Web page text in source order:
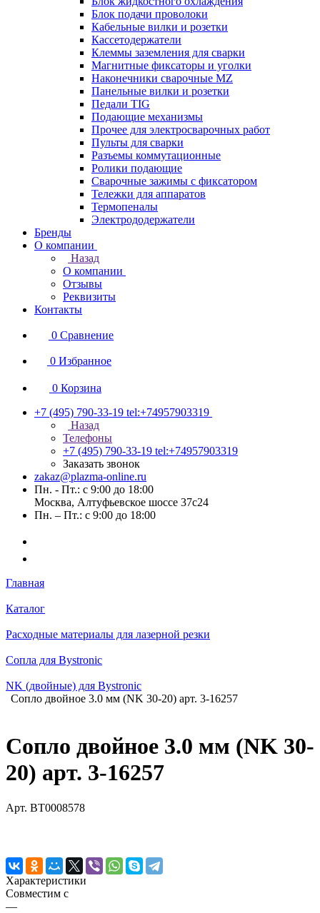
Блок подачи проволоки
Кабельные вилки и розетки
Кассетодержатели
Клеммы заземления для сварки
Магнитные фиксаторы и уголки
Наконечники сварочные MZ
Панельные вилки и розетки
Педали TIG
Подающие механизмы
Прочее для электросварочных работ
Пульты для сварки
Разъемы коммутационные
Ролики подающие
Сварочные зажимы с фиксатором
Тележки для аппаратов
Термопеналы
Электрододержатели
Бренды
О компании
Назад
О компании
Отзывы
Реквизиты
Контакты
0 Сравнение
0 Избранное
0 Корзина
+7 (495) 790-33-19 tel:+74957903319
Назад
Телефоны
+7 (495) 790-33-19 tel:+74957903319
Заказать звонок
zakaz@plazma-online.ru
Пн. - Пт.: с 9:00 до 18:00
Москва, Алтуфьевское шоссе 37с24
Пн. – Пт.: с 9:00 до 18:00
Главная
Каталог
Расходные материалы для лазерной резки
Сопла для Bystronic
NK (двойные) для Bystronic
Сопло двойное 3.0 мм (NK 30-20) арт. 3-16257
Сопло двойное 3.0 мм (NK 30-
20) арт. 3-16257
Арт. BT0008578
Характеристики
Совместим с
—